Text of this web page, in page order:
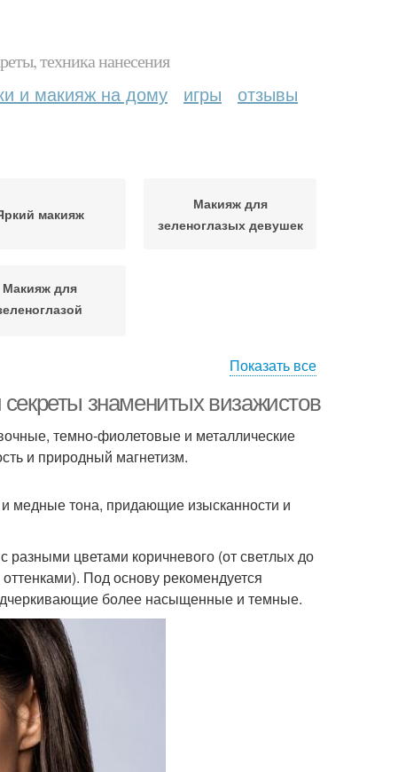
техника нанесения
и макияж на дому игры отзывы
макияж
Макияж для
зеленоглазых девушек
Макияж для
Показать все
знаменитых визажистов
темно-фиолетовые и металлические
и природный магнетизм.
медные тона, придающие изысканности и
цветами коричневого (от светлых до
Под основу рекомендуется
более насыщенные и темные.